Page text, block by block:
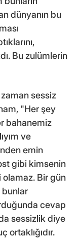
dünyanın bu
Bu zulümlerin
sessiz
"Her şey
bahanemiz
ve
emin
gibi kimsenin
Bir gün
bunlar
cevap
sessizlik diye
ortaklığıdır.